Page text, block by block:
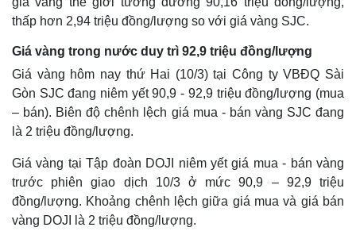
thấp hơn 2,94 triệu đồng/lượng so với giá vàng SJC.
Giá vàng trong nước duy trì 92,9 triệu đồng/lượng
Giá vàng hôm nay thứ Hai (10/3) tại Công ty VBĐQ Sài
Gòn SJC đang niêm yết 90,9 - 92,9 triệu đồng/lượng (mua
– bán). Biên độ chênh lệch giá mua - bán vàng SJC đang
là 2 triệu đồng/lượng.
Giá vàng tại Tập đoàn DOJI niêm yết giá mua - bán vàng
trước phiên giao dịch 10/3 ở mức 90,9 – 92,9 triệu
đồng/lượng. Khoảng chênh lệch giữa giá mua và giá bán
vàng DOJI là 2 triệu đồng/lượng.